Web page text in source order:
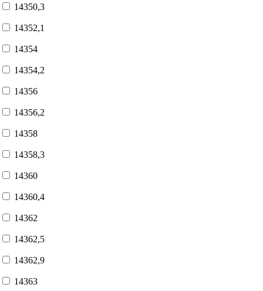
14350,3
14352,1
14354
14354,2
14356
14356,2
14358
14358,3
14360
14360,4
14362
14362,5
14362,9
14363